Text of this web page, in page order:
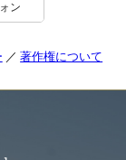
ン
著作権について